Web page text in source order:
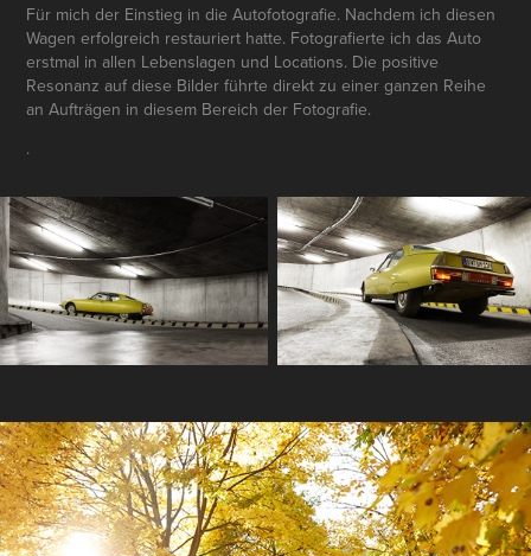
Für mich der Einstieg in die Autofotografie. Nachdem ich diesen
Wagen erfolgreich restauriert hatte. Fotografierte ich das Auto
erstmal in allen Lebenslagen und Locations. Die positive
Resonanz auf diese Bilder führte direkt zu einer ganzen Reihe
an Aufträgen in diesem Bereich der Fotografie.
.